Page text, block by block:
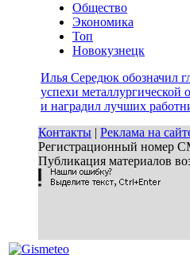
Общество
Экономика
Топ
Новокузнецк
Илья Середюк обозначил
успехи металлургической
и наградил лучших
Контакты | Реклама на
Регистрационный номер
Публикация материалов